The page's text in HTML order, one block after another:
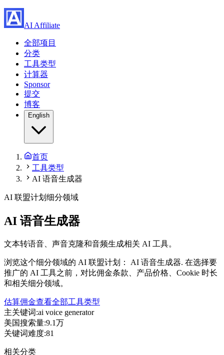
AI Affiliate
全部项目
分类
工具类型
计算器
Sponsor
提交
博客
English
首页
工具类型
AI 语音生成器
AI 联盟计划细分领域
AI 语音生成器
文本转语音、声音克隆和音频生成相关 AI 工具。
浏览这个细分领域的 AI 联盟计划： AI 语音生成器. 在选择要
推广的 AI 工具之前，对比佣金条款、产品价格、Cookie 时长
和相关细分领域。
估算佣金查看全部工具类型
主关键词:ai voice generator
美国搜索量:9.1万
关键词难度:81
相关分类